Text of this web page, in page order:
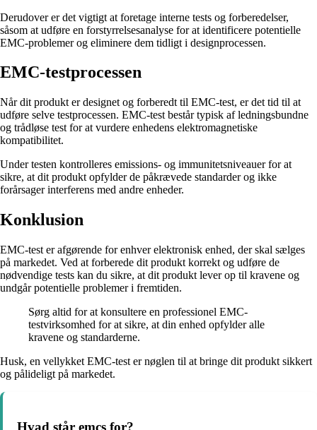
Derudover er det vigtigt at foretage interne tests og forberedelser,
såsom at udføre en forstyrrelsesanalyse for at identificere potentielle
EMC-problemer og eliminere dem tidligt i designprocessen.
EMC-testprocessen
Når dit produkt er designet og forberedt til EMC-test, er det tid til at
udføre selve testprocessen. EMC-test består typisk af ledningsbundne
og trådløse test for at vurdere enhedens elektromagnetiske
kompatibilitet.
Under testen kontrolleres emissions- og immunitetsniveauer for at
sikre, at dit produkt opfylder de påkrævede standarder og ikke
forårsager interferens med andre enheder.
Konklusion
EMC-test er afgørende for enhver elektronisk enhed, der skal sælges
på markedet. Ved at forberede dit produkt korrekt og udføre de
nødvendige tests kan du sikre, at dit produkt lever op til kravene og
undgår potentielle problemer i fremtiden.
Sørg altid for at konsultere en professionel EMC-
testvirksomhed for at sikre, at din enhed opfylder alle
kravene og standarderne.
Husk, en vellykket EMC-test er nøglen til at bringe dit produkt sikkert
og pålideligt på markedet.
Hvad står emcs for?